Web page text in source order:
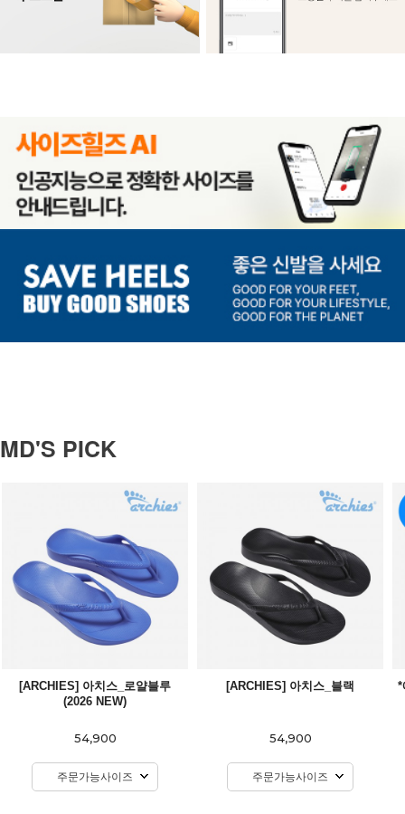
MD'S PICK
[ARCHIES] 아치스_로얄블루
(2026 NEW)
54,900
주문가능사이즈
[ARCHIES] 아치스_블랙
54,900
주문가능사이즈
*